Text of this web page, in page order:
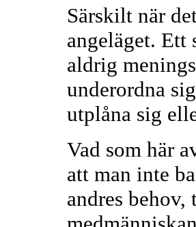
Särskilt när
angeläget. Ett
aldrig
underordna
utplåna sig
Vad som här
att man inte
andres